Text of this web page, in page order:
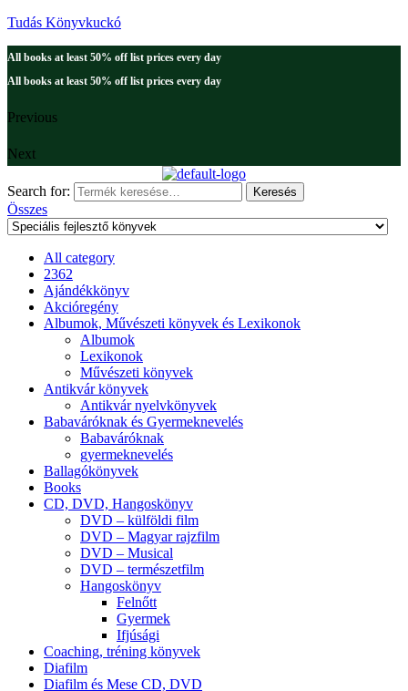
Tudás Könyvkuckó
All books at least 50% off list prices every day
All books at least 50% off list prices every day
Previous
Next
Search for: Keresés
Összes
All category
2362
Ajándékkönyv
Akcióregény
Albumok, Művészeti könyvek és Lexikonok
Albumok
Lexikonok
Művészeti könyvek
Antikvár könyvek
Antikvár nyelvkönyvek
Babaváróknak és Gyermeknevelés
Babaváróknak
gyermeknevelés
Ballagókönyvek
Books
CD, DVD, Hangoskönyv
DVD – külföldi film
DVD – Magyar rajzfilm
DVD – Musical
DVD – természetfilm
Hangoskönyv
Felnőtt
Gyermek
Ifjúsági
Coaching, tréning könyvek
Diafilm
Diafilm és Mese CD, DVD